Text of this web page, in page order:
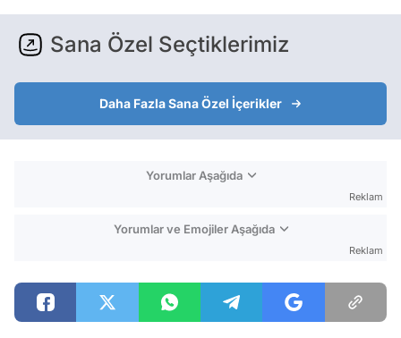
Sana Özel Seçtiklerimiz
Daha Fazla Sana Özel İçerikler
Yorumlar Aşağıda
Reklam
Yorumlar ve Emojiler Aşağıda
Reklam